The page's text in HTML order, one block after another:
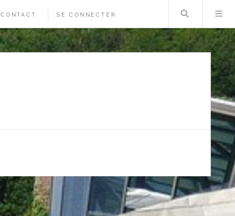
CONTACT SE CONNECTER Rechercher